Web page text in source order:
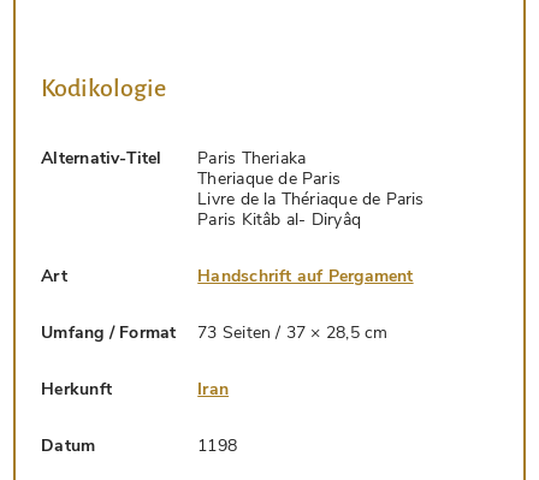
Kodikologie
Alternativ-Titel
Paris Theriaka
Theriaque de Paris
Livre de la Thériaque de Paris
Paris Kitâb al- Diryâq
Art Handschrift auf Pergament
Umfang / Format 73 Seiten / 37 × 28,5 cm
Herkunft Iran
Datum 1198